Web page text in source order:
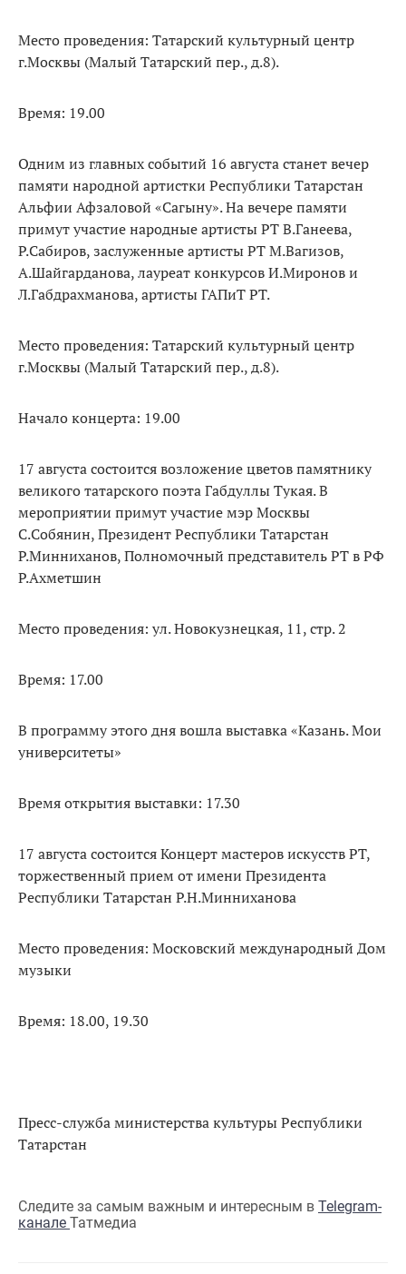
Место проведения: Татарский культурный центр
г.Москвы (Малый Татарский пер., д.8).
Время: 19.00
Одним из главных событий 16 августа станет вечер
памяти народной артистки Республики Татарстан
Альфии Афзаловой «Сагыну». На вечере памяти
примут участие народные артисты РТ В.Ганеева,
Р.Сабиров, заслуженные артисты РТ М.Вагизов,
А.Шайгарданова, лауреат конкурсов И.Миронов и
Л.Габдрахманова, артисты ГАПиТ РТ.
Место проведения: Татарский культурный центр
г.Москвы (Малый Татарский пер., д.8).
Начало концерта: 19.00
17 августа состоится возложение цветов памятнику
великого татарского поэта Габдуллы Тукая. В
мероприятии примут участие мэр Москвы
С.Собянин, Президент Республики Татарстан
Р.Минниханов, Полномочный представитель РТ в РФ
Р.Ахметшин
Место проведения: ул. Новокузнецкая, 11, стр. 2
Время: 17.00
В программу этого дня вошла выставка «Казань. Мои
университеты»
Время открытия выставки: 17.30
17 августа состоится Концерт мастеров искусств РТ,
торжественный прием от имени Президента
Республики Татарстан Р.Н.Минниханова
Место проведения: Московский международный Дом
музыки
Время: 18.00, 19.30
Пресс-служба министерства культуры Республики
Татарстан
Следите за самым важным и интересным в Telegram-
канале Татмедиа